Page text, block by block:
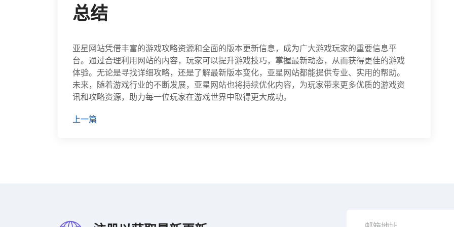
总结
亚星网站凭借丰富的游戏攻略资源和全面的版本更新信息，成为广大游戏玩家的重要信息平
台。通过合理利用网站的内容，玩家可以提升游戏技巧，掌握最新动态，从而获得更佳的游戏
体验。无论是寻找详细攻略，还是了解最新版本变化，亚星网站都能提供专业、实用的帮助。
未来，随着游戏行业的不断发展，亚星网站也将持续优化内容，为玩家带来更多优质的游戏资
讯和攻略资源，助力每一位玩家在游戏世界中取得更大成功。
上一篇